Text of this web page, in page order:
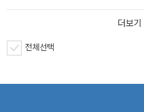
더보기
전체선택